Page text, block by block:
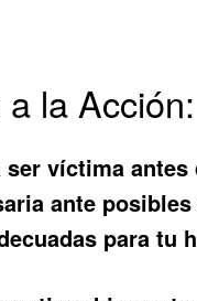
a la
ser víctima
ante
para tu